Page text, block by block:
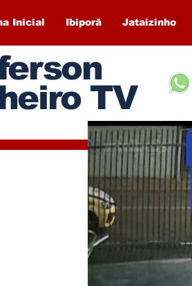
Inicial Ibiporã Jataizinho
TV